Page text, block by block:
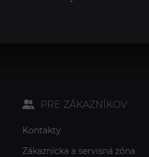
PRE ZÁKAZNÍKOV
Kontakty
Zákaznícka a servisná zóna